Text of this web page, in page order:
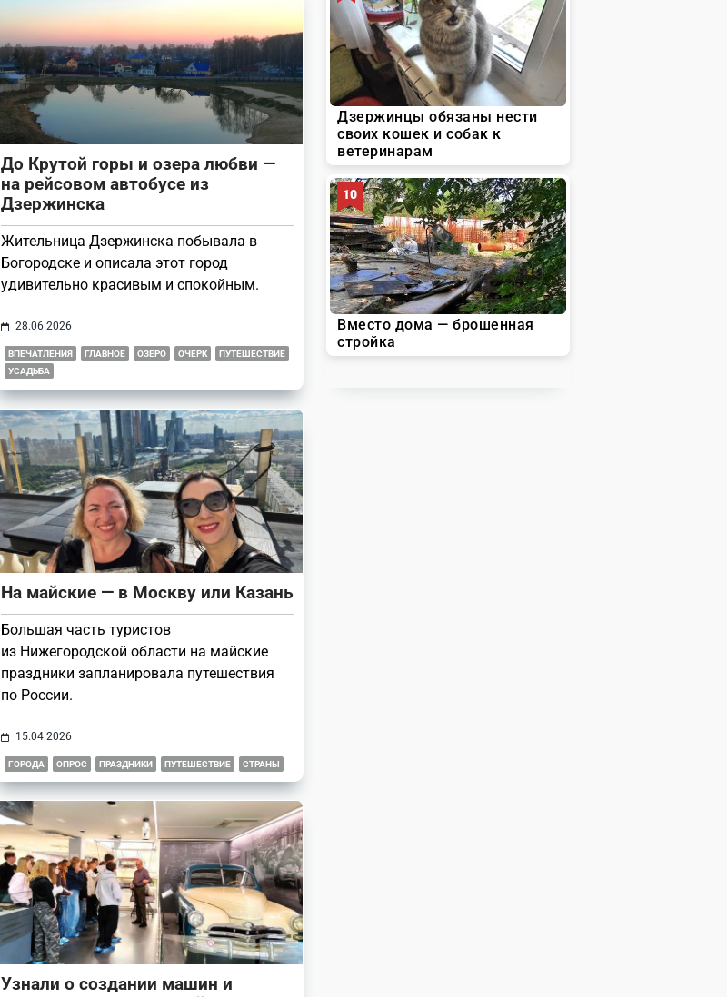
До Крутой горы и озера любви —
на рейсовом автобусе из
Дзержинска
Жительница Дзержинска побывала в
Богородске и описала этот город
удивительно красивым и спокойным.
28.06.2026
ВПЕЧАТЛЕНИЯ ГЛАВНОЕ ОЗЕРО ОЧЕРК
ПУТЕШЕСТВИЕ
УСАДЬБА
На майские — в Москву или Казань
Большая часть туристов
из Нижегородской области на майские
праздники запланировала путешествия
по России.
15.04.2026
ГОРОДА ОПРОС ПРАЗДНИКИ ПУТЕШЕСТВИЕ СТРАНЫ
Узнали о создании машин и